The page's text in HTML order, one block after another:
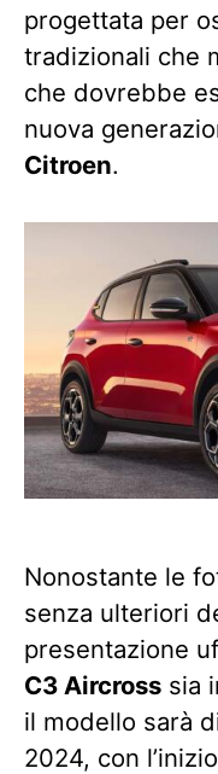
progettata per
tradizionali che
che dovrebbe
nuova
Citroen.
Nonostante le
senza ulteriori
presentazione
C3 Aircross sia
il modello sarà
2024, con